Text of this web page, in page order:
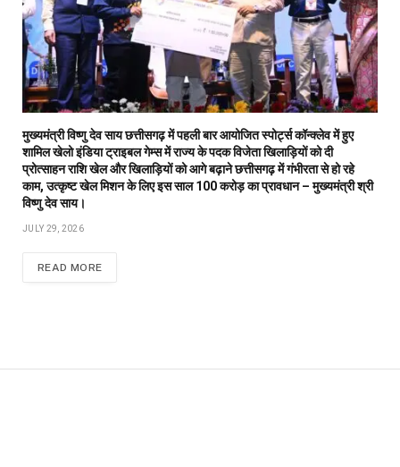
मुख्यमंत्री विष्णु देव साय छत्तीसगढ़ में पहली बार आयोजित स्पोर्ट्स कॉन्क्लेव में हुए
शामिल खेलो इंडिया ट्राइबल गेम्स में राज्य के पदक विजेता खिलाड़ियों को दी
प्रोत्साहन राशि खेल और खिलाड़ियों को आगे बढ़ाने छत्तीसगढ़ में गंभीरता से हो रहे
काम, उत्कृष्ट खेल मिशन के लिए इस साल 100 करोड़ का प्रावधान – मुख्यमंत्री श्री
विष्णु देव साय।
JULY 29, 2026
READ MORE